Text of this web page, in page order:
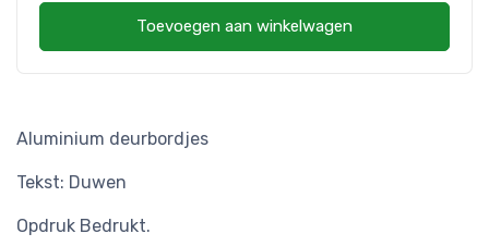
Aluminium deurbordjes
Tekst: Duwen
Opdruk Bedrukt.
Toevoegen aan winkelwagen